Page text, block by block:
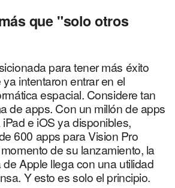
que "solo otros
para tener más éxito
intentaron entrar en el
espacial. Considere tan
de apps. Con un millón de apps
e iOS ya disponibles,
600 apps para Vision Pro
de su lanzamiento, la
Apple llega con una utilidad
Y esto es solo el principio.